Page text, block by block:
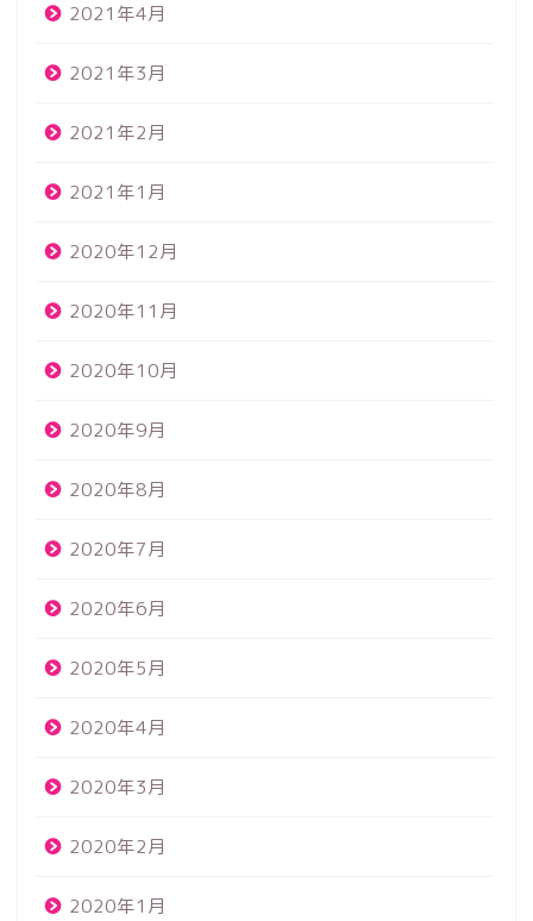
2021年4月
2021年3月
2021年2月
2021年1月
2020年12月
2020年11月
2020年10月
2020年9月
2020年8月
2020年7月
2020年6月
2020年5月
2020年4月
2020年3月
2020年2月
2020年1月